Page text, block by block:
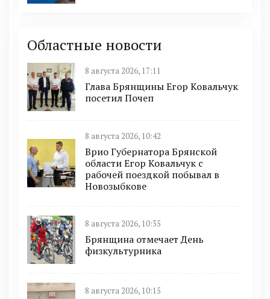
Областные новости
8 августа 2026, 17:11
Глава Брянщины Егор Ковальчук
посетил Почеп
8 августа 2026, 10:42
Врио Губернатора Брянской
области Егор Ковальчук с
рабочей поездкой побывал в
Новозыбкове
8 августа 2026, 10:35
Брянщина отмечает День
физкультурника
8 августа 2026, 10:15